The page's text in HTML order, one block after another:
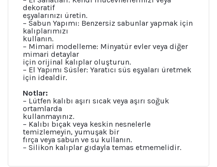
dekoratif
eşyalarınızı üretin.
– Sabun Yapımı: Benzersiz sabunlar yapmak için
kalıplarımızı
kullanın.
– Mimari modelleme: Minyatür evler veya diğer
mimari detaylar
için orijinal kalıplar oluşturun.
– El Yapımı Süsler: Yaratıcı süs eşyaları üretmek
için idealdir.
Notlar:
– Lütfen kalıbı aşırı sıcak veya aşırı soğuk
ortamlarda
kullanmayınız.
– Kalıbı bıçak veya keskin nesnelerle
temizlemeyin, yumuşak bir
fırça veya sabun ve su kullanın.
– Silikon kalıplar gıdayla temas etmemelidir.